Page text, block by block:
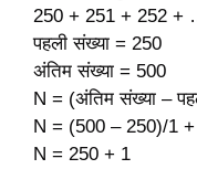
250 + 251 + 252
पहली संख्या = 250
अंतिम संख्या = 500
N = (अंतिम संख्या –
N = (500 – 250)/1
N = 250 + 1